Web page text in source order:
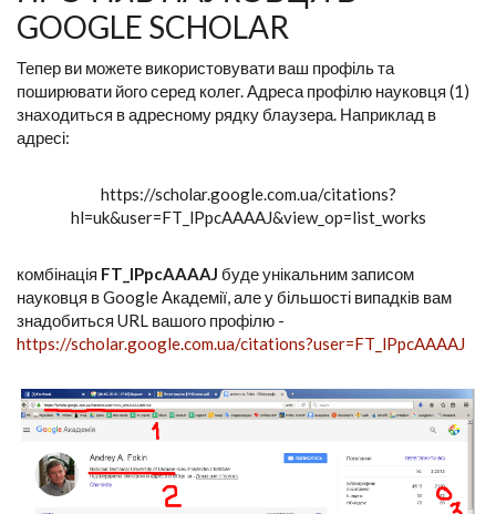
GOOGLE SCHOLAR
Тепер ви можете використовувати ваш профіль та
поширювати його серед колег. Адреса профілю науковця (1)
знаходиться в адресному рядку блаузера. Наприклад в
адресі:
httрs://schоlаr.google.com.ua/citations?
hl=uk&user=FT_lPpcAAAAJ&view_op=list_works
комбінація FT_lPpcAAAAJ буде унікальним записом
науковця в Google Академії, але у більшості випадків вам
знадобиться URL вашого профілю -
https://scholar.google.com.ua/citations?user=FT_lPpcAAAAJ